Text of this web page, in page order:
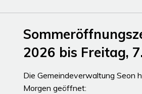
2026 bis Freitag,
Die Gemeindeverwaltung Seon
Morgen geöffnet: